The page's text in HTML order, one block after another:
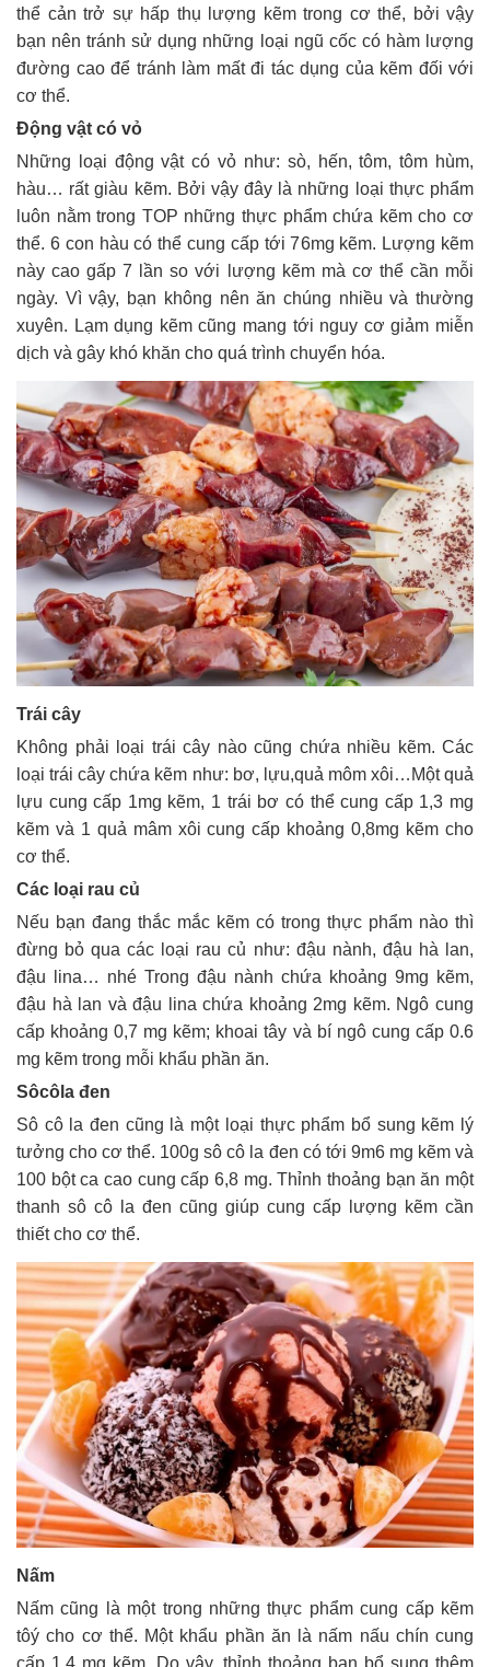
thể cản trở sự hấp thụ lượng kẽm trong cơ thể, bởi vậy
bạn nên tránh sử dụng những loại ngũ cốc có hàm lượng
đường cao để tránh làm mất đi tác dụng của kẽm đối với
cơ thể.
Động vật có vỏ
Những loại động vật có vỏ như: sò, hến, tôm, tôm hùm,
hàu… rất giàu kẽm. Bởi vậy đây là những loại thực phẩm
luôn nằm trong TOP những thực phẩm chứa kẽm cho cơ
thể. 6 con hàu có thể cung cấp tới 76mg kẽm. Lượng kẽm
này cao gấp 7 lần so với lượng kẽm mà cơ thể cần mỗi
ngày. Vì vậy, bạn không nên ăn chúng nhiều và thường
xuyên. Lạm dụng kẽm cũng mang tới nguy cơ giảm miễn
dịch và gây khó khăn cho quá trình chuyển hóa.
Trái cây
Không phải loại trái cây nào cũng chứa nhiều kẽm. Các
loại trái cây chứa kẽm như: bơ, lựu,quả môm xôi…Một quả
lựu cung cấp 1mg kẽm, 1 trái bơ có thể cung cấp 1,3 mg
kẽm và 1 quả mâm xôi cung cấp khoảng 0,8mg kẽm cho
cơ thể.
Các loại rau củ
Nếu bạn đang thắc mắc kẽm có trong thực phẩm nào thì
đừng bỏ qua các loại rau củ như: đậu nành, đậu hà lan,
đậu lina… nhé Trong đậu nành chứa khoảng 9mg kẽm,
đậu hà lan và đậu lina chứa khoảng 2mg kẽm. Ngô cung
cấp khoảng 0,7 mg kẽm; khoai tây và bí ngô cung cấp 0.6
mg kẽm trong mỗi khẩu phần ăn.
Sôcôla đen
Sô cô la đen cũng là một loại thực phẩm bổ sung kẽm lý
tưởng cho cơ thể. 100g sô cô la đen có tới 9m6 mg kẽm và
100 bột ca cao cung cấp 6,8 mg. Thỉnh thoảng bạn ăn một
thanh sô cô la đen cũng giúp cung cấp lượng kẽm cần
thiết cho cơ thể.
Nấm
Nấm cũng là một trong những thực phẩm cung cấp kẽm
tôý cho cơ thể. Một khẩu phần ăn là nấm nấu chín cung
cấp 1,4 mg kẽm. Do vậy, thỉnh thoảng bạn bổ sung thêm